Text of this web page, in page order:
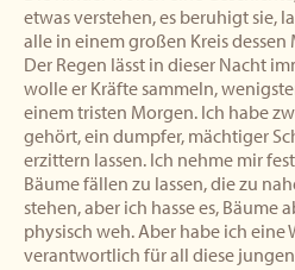
etwas verstehen, es beruhigt sie,
alle in einem großen Kreis
Der Regen lässt in dieser Nacht
wolle er Kräfte sammeln,
einem tristen Morgen. Ich habe
gehört, ein dumpfer, mächtiger
erzittern lassen. Ich nehme mir
Bäume fällen zu lassen, die zu
stehen, aber ich hasse es, Bäume
physisch weh. Aber habe ich eine
verantwortlich für all diese